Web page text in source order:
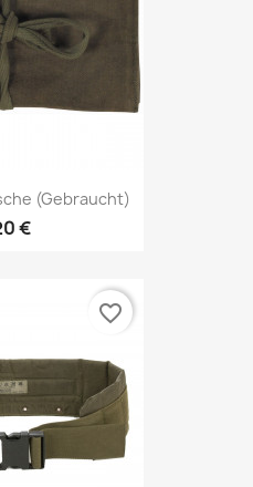
(gebraucht)
€
favorite_border